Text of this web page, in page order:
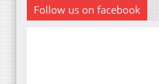
Follow us on facebook